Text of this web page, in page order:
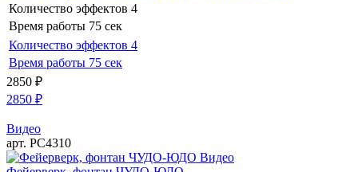
Количество эффектов 4
Время работы 75 сек
Количество эффектов 4
Время работы 75 сек
2850 ₽
2850 ₽
Видео
арт. РС4310
Видео